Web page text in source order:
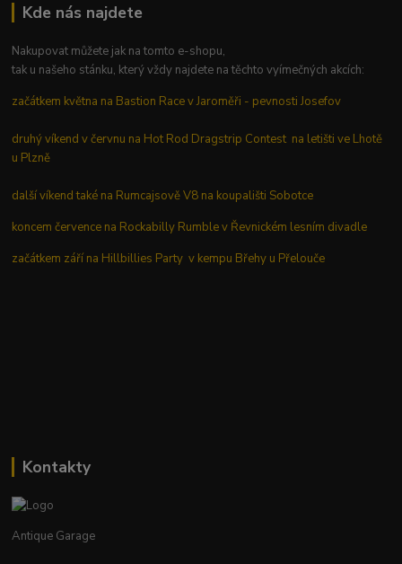
Kde nás najdete
Nakupovat můžete jak na tomto e-shopu,
tak u našeho stánku, který vždy najdete na těchto vyímečných akcích:
začátkem května na Bastion Race v Jaroměři - pevnosti Josefov
druhý víkend v červnu na Hot Rod Dragstrip Contest na letišti ve Lhotě
u Plzně
další víkend také na Rumcajsově V8 na koupališti Sobotce
koncem července na Rockabilly Rumble v Řevnickém lesním divadle
začátkem září na Hillbillies Party v kempu Břehy u Přelouče
Kontakty
Antique Garage